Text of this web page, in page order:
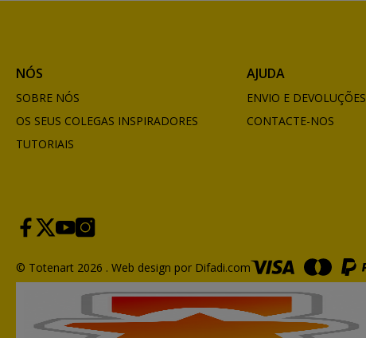
NÓS
SOBRE NÓS
OS SEUS COLEGAS INSPIRADORES
TUTORIAIS
AJUDA
ENVIO E DEVOLUÇÕES
CONTACTE-NOS
© Totenart 2026 . Web design por Difadi.com